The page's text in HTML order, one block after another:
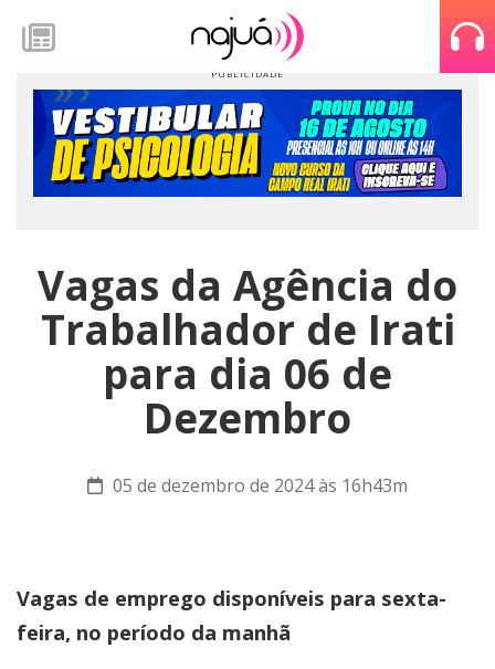
Vagas da Agência do
Trabalhador de Irati
para dia 06 de
Dezembro
05 de dezembro de 2024 às 16h43m
Vagas de emprego disponíveis para sexta-
feira, no período da manhã